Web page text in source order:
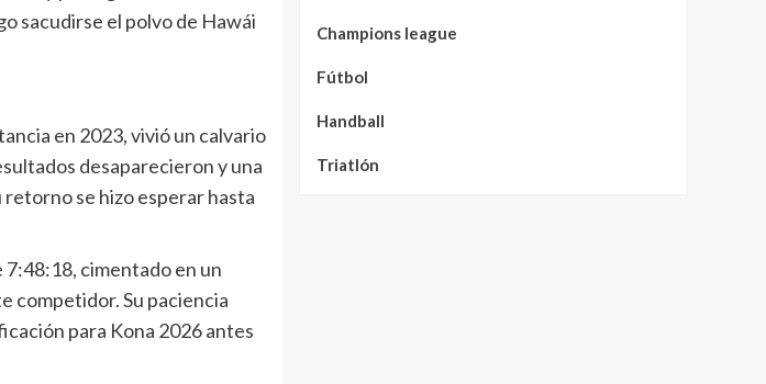
sacudirse el polvo de Hawái
en 2023, vivió un calvario
desaparecieron y una
se hizo esperar hasta
cimentado en un
competidor. Su paciencia
para Kona 2026 antes
Champions league
Fútbol
Handball
Triatlón